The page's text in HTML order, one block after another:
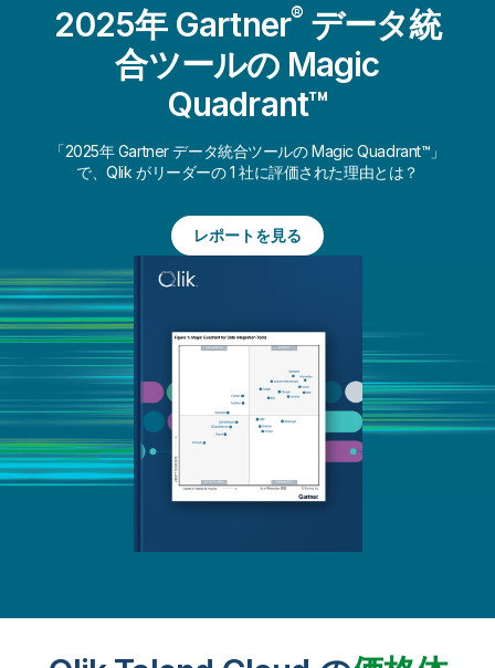
2025年 Gartner®データ統
合ツールの Magic
Quadrant™
「2025年 Gartner データ統合ツールの Magic Quadrant™」
で、Qlik がリーダーの 1 社に評価された理由とは？
レポートを見る